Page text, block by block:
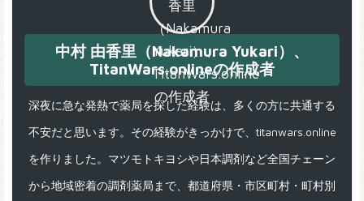
中村 由香里（Nakamura Yukari）、
TitanWars.onlineの作成者
深夜に急な発熱で薬局を探した経験は、多くの方に共通する
不安だと思います。その経験がきっかけで、titanwars.online
を作りました。マツモトキヨシや日本調剤など全国チェーン
から地域密着の調剤薬局まで、都道府県・市区町村・町村別